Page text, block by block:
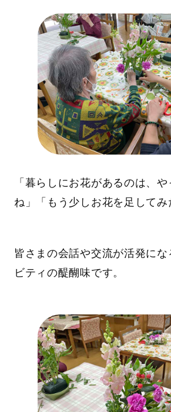
「暮らしにお花があるのは、
ね」「もう少しお花を足してみ
皆さまの会話や交流が活発にな
ビティの醍醐味です。